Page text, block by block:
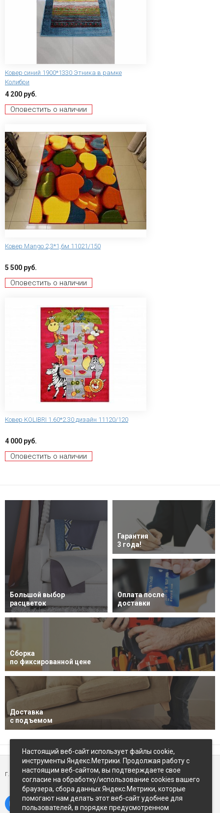
Ковер синий 1900*1330 Этника в рамке
Колибри
4 200 руб.
Оповестить о наличии
Ковер Mango 2,3*1,6м 11021/150
5 500 руб.
Оповестить о наличии
Ковер KOLIBRI 1.60*2.30 дизайн 11120/120
4 000 руб.
Оповестить о наличии
Большой выбор
расцветок
Гарантия
3 года!
Оплата после
доставки
Сборка
по фиксированной цене
Доставка
с подъемом
г. Петропавловск-Камчатский,ул Восточное-шоссе, д.5
Настоящий веб-сайт использует файлы cookie,
инструменты Яндекс.Метрики. Продолжая работу с
настоящим веб-сайтом, вы подтверждаете свое
согласие на обработку/использование cookies вашего
браузера, сбора данных Яндекс.Метрики, которые
помогают нам делать этот веб-сайт удобнее для
пользователей, в порядке предусмотренном